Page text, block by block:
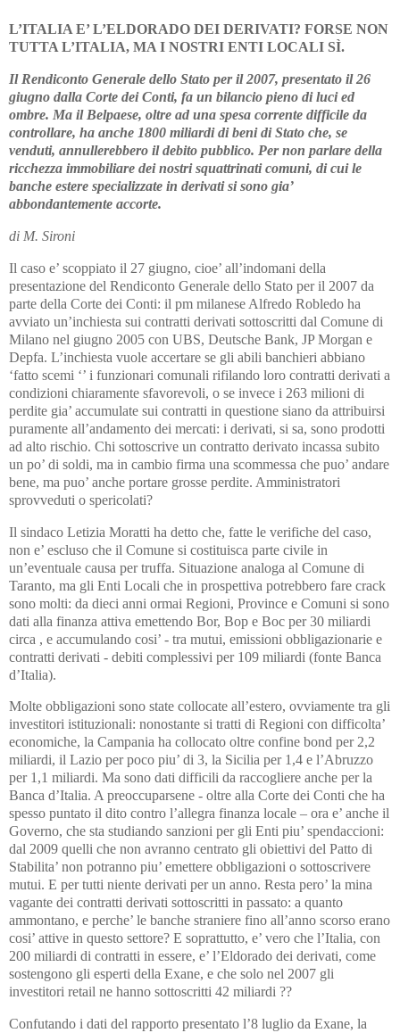
L’ITALIA E’ L’ELDORADO DEI DERIVATI? FORSE NON
TUTTA L’ITALIA, MA I NOSTRI ENTI LOCALI SÌ.
Il Rendiconto Generale dello Stato per il 2007, presentato il 26
giugno dalla Corte dei Conti, fa un bilancio pieno di luci ed
ombre. Ma il Belpaese, oltre ad una spesa corrente difficile da
controllare, ha anche 1800 miliardi di beni di Stato che, se
venduti, annullerebbero il debito pubblico. Per non parlare della
ricchezza immobiliare dei nostri squattrinati comuni, di cui le
banche estere specializzate in derivati si sono gia’
abbondantemente accorte.
di M. Sironi
Il caso e’ scoppiato il 27 giugno, cioe’ all’indomani della
presentazione del Rendiconto Generale dello Stato per il 2007 da
parte della Corte dei Conti: il pm milanese Alfredo Robledo ha
avviato un’inchiesta sui contratti derivati sottoscritti dal Comune di
Milano nel giugno 2005 con UBS, Deutsche Bank, JP Morgan e
Depfa. L’inchiesta vuole accertare se gli abili banchieri abbiano
‘fatto scemi ‘’ i funzionari comunali rifilando loro contratti derivati a
condizioni chiaramente sfavorevoli, o se invece i 263 milioni di
perdite gia’ accumulate sui contratti in questione siano da attribuirsi
puramente all’andamento dei mercati: i derivati, si sa, sono prodotti
ad alto rischio. Chi sottoscrive un contratto derivato incassa subito
un po’ di soldi, ma in cambio firma una scommessa che puo’ andare
bene, ma puo’ anche portare grosse perdite. Amministratori
sprovveduti o spericolati?
Il sindaco Letizia Moratti ha detto che, fatte le verifiche del caso,
non e’ escluso che il Comune si costituisca parte civile in
un’eventuale causa per truffa. Situazione analoga al Comune di
Taranto, ma gli Enti Locali che in prospettiva potrebbero fare crack
sono molti: da dieci anni ormai Regioni, Province e Comuni si sono
dati alla finanza attiva emettendo Bor, Bop e Boc per 30 miliardi
circa , e accumulando cosi’ - tra mutui, emissioni obbligazionarie e
contratti derivati - debiti complessivi per 109 miliardi (fonte Banca
d’Italia).
Molte obbligazioni sono state collocate all’estero, ovviamente tra gli
investitori istituzionali: nonostante si tratti di Regioni con difficolta’
economiche, la Campania ha collocato oltre confine bond per 2,2
miliardi, il Lazio per poco piu’ di 3, la Sicilia per 1,4 e l’Abruzzo
per 1,1 miliardi. Ma sono dati difficili da raccogliere anche per la
Banca d’Italia. A preoccuparsene - oltre alla Corte dei Conti che ha
spesso puntato il dito contro l’allegra finanza locale – ora e’ anche il
Governo, che sta studiando sanzioni per gli Enti piu’ spendaccioni:
dal 2009 quelli che non avranno centrato gli obiettivi del Patto di
Stabilita’ non potranno piu’ emettere obbligazioni o sottoscrivere
mutui. E per tutti niente derivati per un anno. Resta pero’ la mina
vagante dei contratti derivati sottoscritti in passato: a quanto
ammontano, e perche’ le banche straniere fino all’anno scorso erano
cosi’ attive in questo settore? E soprattutto, e’ vero che l’Italia, con
200 miliardi di contratti in essere, e’ l’Eldorado dei derivati, come
sostengono gli esperti della Exane, e che solo nel 2007 gli
investitori retail ne hanno sottoscritti 42 miliardi ??
Confutando i dati del rapporto presentato l’8 luglio da Exane, la